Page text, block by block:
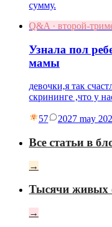
сумму.
Q&A · второй-
Узнала пол
мамы
девочки,я так
скрининге ,что у
57 2027 may
Все статьи в
→
Тысячи живых
→